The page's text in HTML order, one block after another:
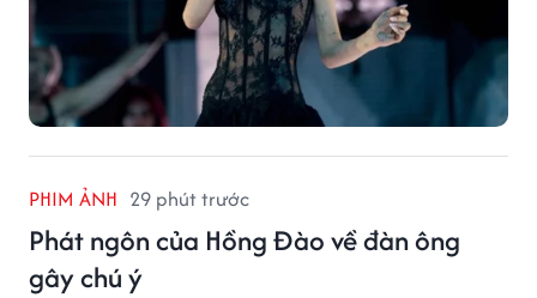
PHIM ẢNH 29 phút trước
Phát ngôn của Hồng Đào về đàn ông
gây chú ý